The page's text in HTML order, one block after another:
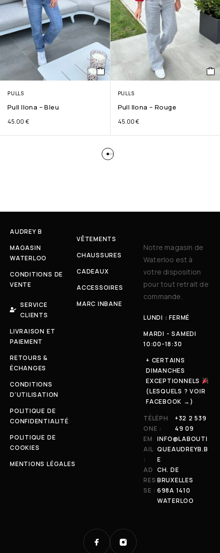
PULLS
Pull Ilona – Bleu
45.00 €
PULLS
Pull Ilona – Rouge
45.00€
AUDREY B
MAGASIN
WATERLOO
CONDITIONS DE
VENTE
SERVICE
CLIENTS
LIVRAISON ET
PAIEMENT
RETOURS &
ÉCHANGES
CONDITIONS
D'UTILISATION
POLITIQUE DE
CONFIDENTIALITÉ
POLITIQUE DE
COOKIES
MENTIONS LÉGALES
VÊTEMENTS
CHAUSSURES
CADEAUX
ACCESSOIRES
MARC INBANE
Notre magasin de
Waterloo est à
votre disposition
pour tout retrait de
commande.
LUNDI : FERMÉ
MARDI - SAMEDI
10:00-18:30
+ CERTAINS
DIMANCHES
EXCEPTIONNELS
(LESQUELS ? VOIR
FACEBOOK →)
TÉLÉPH
ONE :
+32 2 539
49 09
EM
AIL
:
INFO@LABOUTI
QUEAUDREYB.B
E
AD
RES
SE :
CH. DE
BRUXELLES
698A 1410
WATERLOO